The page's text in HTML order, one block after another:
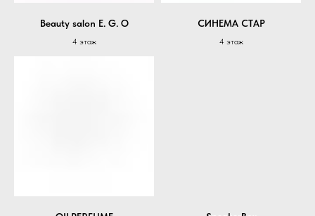
Beauty salon E. G. O
4 этаж
СИНЕМА СТАР
4 этаж